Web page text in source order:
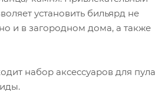
установить бильярд не
и в загородном дома, а также
набор аксессуаров для пула